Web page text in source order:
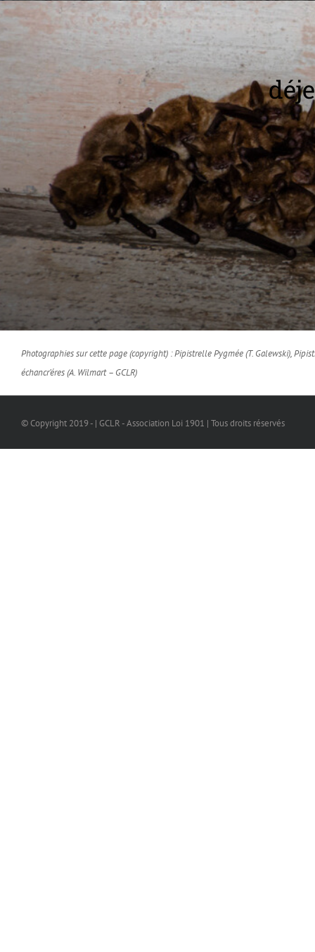
Photographies sur cette page (copyright) : Pipistrelle Pygmée (T. Galewski),
échancr’éres (A. Wilmart – GCLR)
© Copyright 2019 - | GCLR - Association Loi 1901 | Tous droits réservés